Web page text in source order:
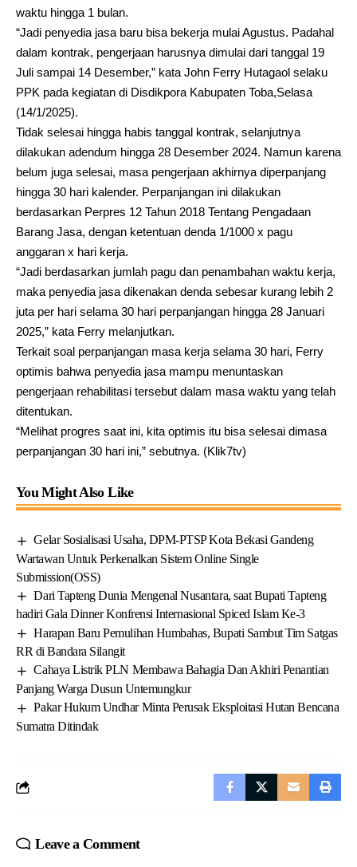
waktu hingga 1 bulan.
“Jadi penyedia jasa baru bisa bekerja mulai Agustus. Padahal
dalam kontrak, pengerjaan harusnya dimulai dari tanggal 19
Juli sampai 14 Desember,” kata John Ferry Hutagaol selaku
PPK pada kegiatan di Disdikpora Kabupaten Toba,Selasa
(14/1/2025).
Tidak selesai hingga habis tanggal kontrak, selanjutnya
dilakukan adendum hingga 28 Desember 2024. Namun karena
belum juga selesai, masa pengerjaan akhirnya diperpanjang
hingga 30 hari kalender. Perpanjangan ini dilakukan
berdasarkan Perpres 12 Tahun 2018 Tentang Pengadaan
Barang Jasa, dengan ketentuan denda 1/1000 x pagu
anggaran x hari kerja.
“Jadi berdasarkan jumlah pagu dan penambahan waktu kerja,
maka penyedia jasa dikenakan denda sebesar kurang lebih 2
juta per hari selama 30 hari perpanjangan hingga 28 Januari
2025,” kata Ferry melanjutkan.
Terkait soal perpanjangan masa kerja selama 30 hari, Ferry
optimis bahwa penyedia jasa mampu menuntaskan
pengerjaan rehabilitasi tersebut dalam masa waktu yang telah
ditentukan.
“Melihat progres saat ini, kita optimis itu bisa selesai dimasa
perpanjangan 30 hari ini,” sebutnya. (Klik7tv)
You Might Also Like
Gelar Sosialisasi Usaha, DPM-PTSP Kota Bekasi Gandeng
Wartawan Untuk Perkenalkan Sistem Online Single
Submission(OSS)
Dari Tapteng Dunia Mengenal Nusantara, saat Bupati Tapteng
hadiri Gala Dinner Konfrensi Internasional Spiced Islam Ke-3
Harapan Baru Pemulihan Humbahas, Bupati Sambut Tim Satgas
RR di Bandara Silangit
Cahaya Listrik PLN Membawa Bahagia Dan Akhiri Penantian
Panjang Warga Dusun Untemungkur
Pakar Hukum Undhar Minta Perusak Eksploitasi Hutan Bencana
Sumatra Ditindak
Leave a Comment